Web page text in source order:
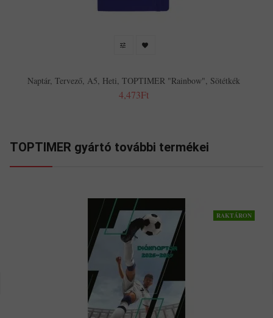
Naptár, Tervező, A5, Heti, TOPTIMER "Rainbow", Sötétkék
4,473Ft
TOPTIMER gyártó további termékei
RAKTÁRON